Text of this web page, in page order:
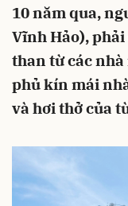
10 năm qua,
Vĩnh Hảo),
than từ các
phủ kín mái
và hơi thở của